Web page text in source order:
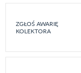
ZGŁOŚ AWARIĘ
KOLEKTORA